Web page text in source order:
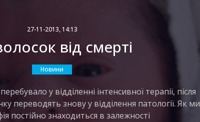
27-11-2013, 14:13
від смерті
Новини
у відділенні інтенсивної терапії, після
переводять знову у відділення патології. Як ми
постійно знаходиться в залежності